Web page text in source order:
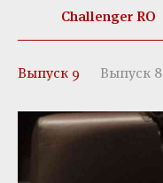
Challenger RO
Выпуск 9 Выпуск 8